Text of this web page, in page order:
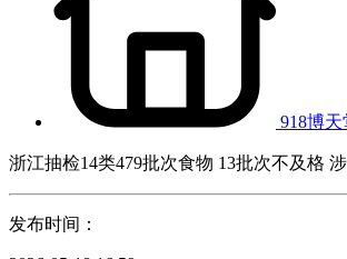
918博
浙江抽检14类479批次食物 13批次不及格
发布时间：